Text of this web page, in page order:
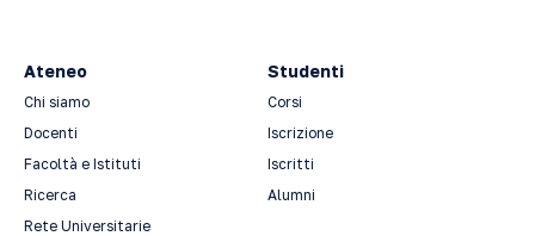
Ateneo
Chi siamo
Docenti
Facoltà e Istituti
Ricerca
Rete Universitarie
Studenti
Corsi
Iscrizione
Iscritti
Alumni